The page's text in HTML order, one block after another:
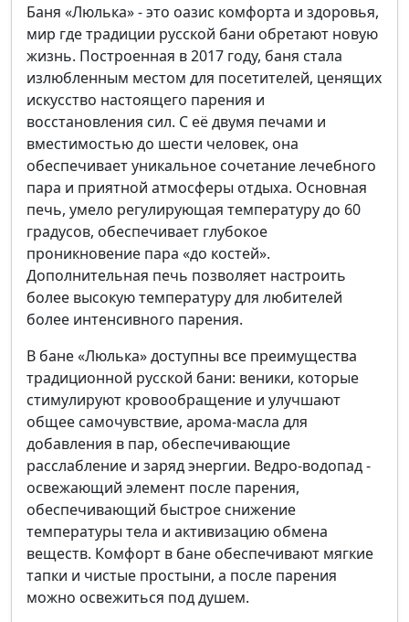
Баня «Люлька» - это оазис комфорта и здоровья,
мир где традиции русской бани обретают новую
жизнь. Построенная в 2017 году, баня стала
излюбленным местом для посетителей, ценящих
искусство настоящего парения и
восстановления сил. С её двумя печами и
вместимостью до шести человек, она
обеспечивает уникальное сочетание лечебного
пара и приятной атмосферы отдыха. Основная
печь, умело регулирующая температуру до 60
градусов, обеспечивает глубокое
проникновение пара «до костей».
Дополнительная печь позволяет настроить
более высокую температуру для любителей
более интенсивного парения.
В бане «Люлька» доступны все преимущества
традиционной русской бани: веники, которые
стимулируют кровообращение и улучшают
общее самочувствие, арома-масла для
добавления в пар, обеспечивающие
расслабление и заряд энергии. Ведро-водопад -
освежающий элемент после парения,
обеспечивающий быстрое снижение
температуры тела и активизацию обмена
веществ. Комфорт в бане обеспечивают мягкие
тапки и чистые простыни, а после парения
можно освежиться под душем.